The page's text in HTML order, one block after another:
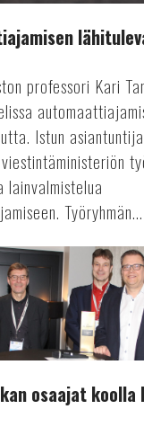
professori Kari
Istun
lainvalmistelua
Työryhmän...
osaajat koolla